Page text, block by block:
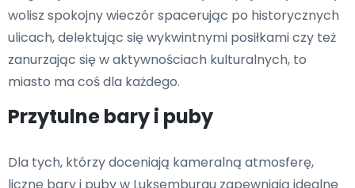
wolisz spokojny wieczór spacerując po historycznych
ulicach, delektując się wykwintnymi posiłkami czy też
zanurzając się w aktywnościach kulturalnych, to
miasto ma coś dla każdego.
Przytulne bary i puby
Dla tych, którzy doceniają kameralną atmosferę,